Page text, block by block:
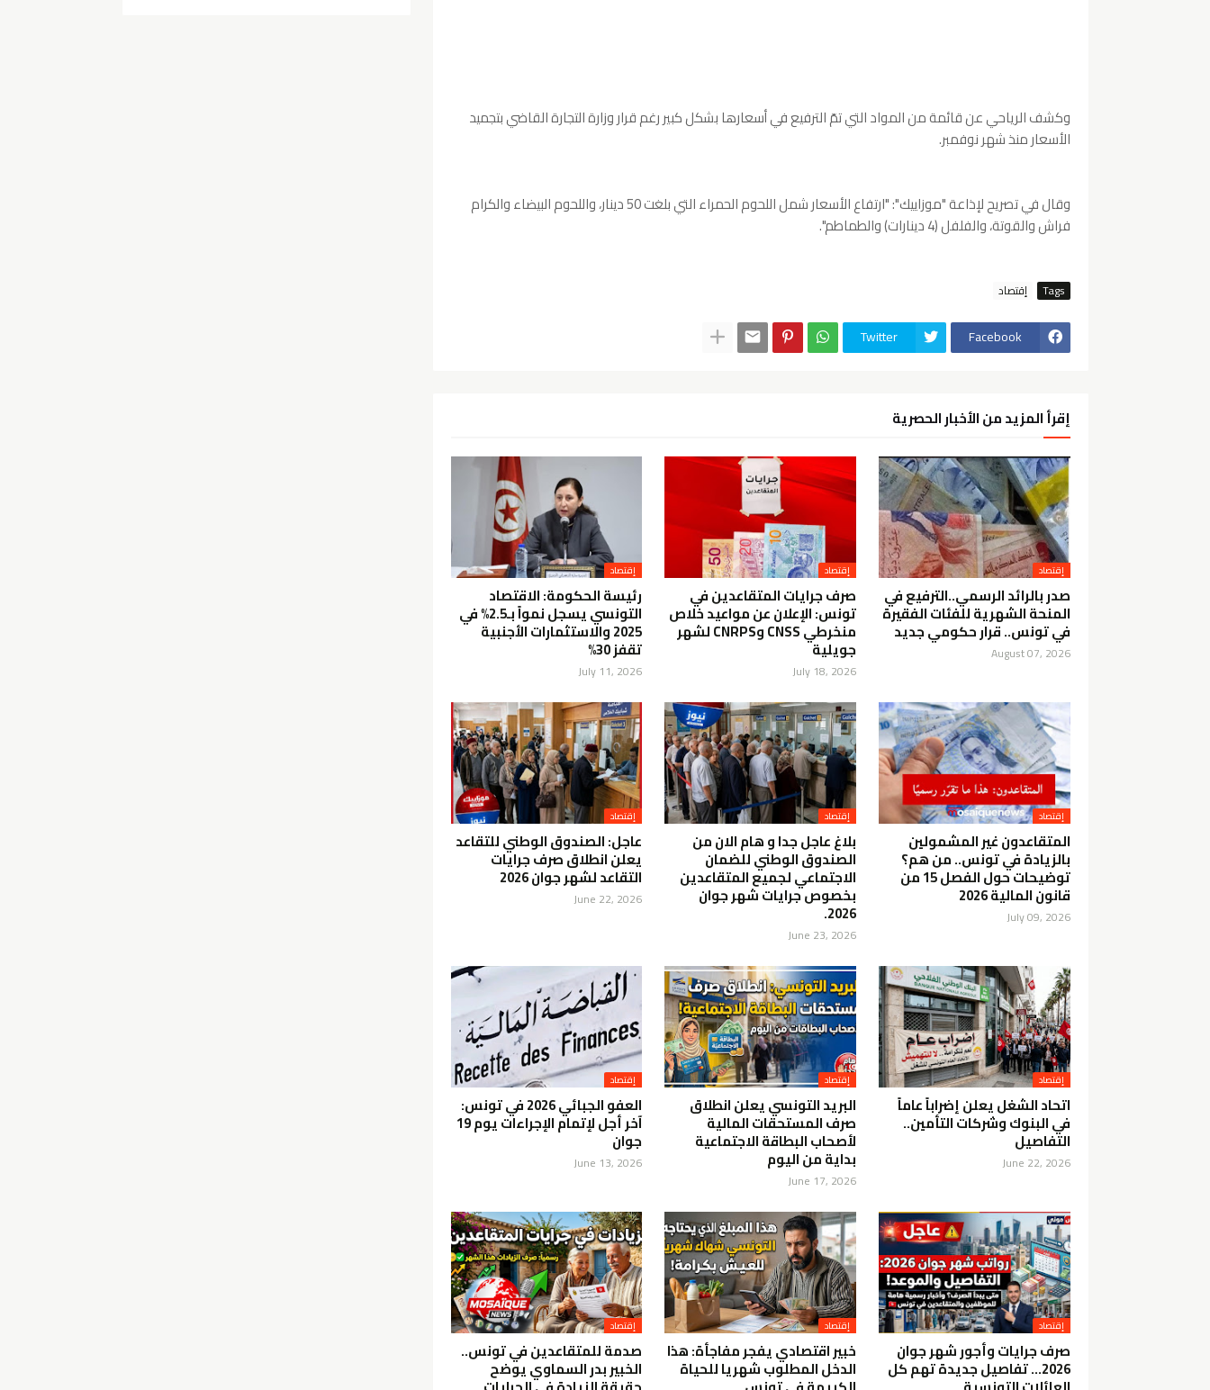
وكشف الرياحي عن قائمة من المواد التي تمّ الترفيع في أسعارها بشكل كبير رغم قرار وزارة التجارة القاضي بتجميد
الأسعار منذ شهر نوفمبر.
وقال في تصريح لإذاعة "موزاييك": "ارتفاع الأسعار شمل اللحوم الحمراء التي بلغت 50 دينار، واللحوم البيضاء والكرام
فراش والقوتة، والفلفل (4 دينارات) والطماطم".
Tags إقتصاد
Facebook
Twitter
إقرأ المزيد من الأخبار الحصرية
إقتصاد
صدر بالرائد الرسمي..الترفيع في
المنحة الشهرية للفئات الفقيرة
في تونس.. قرار حكومي جديد
August 07, 2026
إقتصاد
صرف جرايات المتقاعدين في
تونس: الإعلان عن مواعيد خلاص
منخرطي CNSS وCNRPS لشهر
جويلية
July 18, 2026
إقتصاد
رئيسة الحكومة: الاقتصاد
التونسي يسجل نمواً بـ2.5% في
2025 والاستثمارات الأجنبية
تقفز 30%
July 11, 2026
إقتصاد
المتقاعدون غير المشمولين
بالزيادة في تونس.. من هم؟
توضيحات حول الفصل 15 من
قانون المالية 2026
July 09, 2026
إقتصاد
بلاغ عاجل جدا و هام الان من
الصندوق الوطني للضمان
الاجتماعي لجميع المتقاعدين
بخصوص جرايات شهر جوان
2026.
June 23, 2026
إقتصاد
عاجل: الصندوق الوطني للتقاعد
يعلن انطلاق صرف جرايات
التقاعد لشهر جوان 2026
June 22, 2026
إقتصاد
اتحاد الشغل يعلن إضراباً عاماً
في البنوك وشركات التأمين..
التفاصيل
June 22, 2026
إقتصاد
البريد التونسي يعلن انطلاق
صرف المستحقات المالية
لأصحاب البطاقة الاجتماعية
بداية من اليوم
June 17, 2026
إقتصاد
العفو الجبائي 2026 في تونس:
آخر أجل لإتمام الإجراءات يوم 19
جوان
June 13, 2026
إقتصاد
صرف جرايات وأجور شهر جوان
2026… تفاصيل جديدة تهم كل
إقتصاد
خبير اقتصادي يفجر مفاجأة: هذا
الدخل المطلوب شهريا للحياة
إقتصاد
صدمة للمتقاعدين في تونس..
الخبير بدر السماوي يوضح